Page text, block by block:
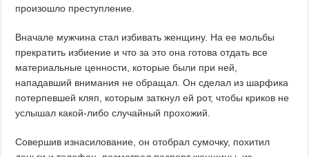
произошло преступление.
Вначале мужчина стал избивать женщину. На ее мольбы
прекратить избиение и что за это она готова отдать все
материальные ценности, которые были при ней,
нападавший внимания не обращал. Он сделал из шарфика
потерпевшей кляп, которым заткнул ей рот, чтобы криков не
услышал какой-либо случайный прохожий.
Совершив изнасилование, он отобрал сумочку, похитил